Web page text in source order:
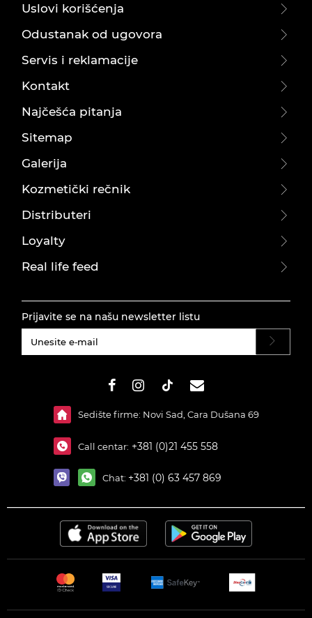
Uslovi korišćenja
Odustanak od ugovora
Servis i reklamacije
Kontakt
Najčešća pitanja
Sitemap
Galerija
Kozmetički rečnik
Distributeri
Loyalty
Real life feed
Prijavite se na našu newsletter listu
Sedište firme: Novi Sad, Cara Dušana 69
Call centar: +381 (0)21 455 558
Chat: +381 (0) 63 457 869